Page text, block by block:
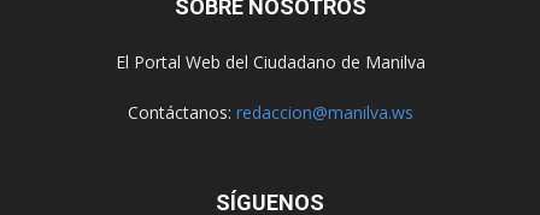
SOBRE NOSOTROS
El Portal Web del Ciudadano de Manilva
Contáctanos: redaccion@manilva.ws
SÍGUENOS